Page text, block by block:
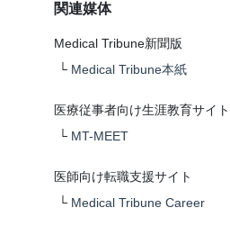
関連媒体
Medical Tribune新聞版
└ Medical Tribune本紙
医療従事者向け生涯教育サイト
└ MT-MEET
医師向け転職支援サイト
└ Medical Tribune Career